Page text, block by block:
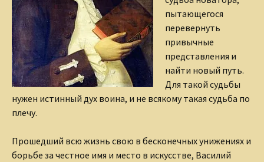
пытающегося
перевернуть
привычные
представления и
найти новый путь.
Для такой судьбы
нужен истинный дух воина, и не всякому такая судьба по
плечу.
Прошедший всю жизнь свою в бесконечных унижениях и
борьбе за честное имя и место в искусстве, Василий